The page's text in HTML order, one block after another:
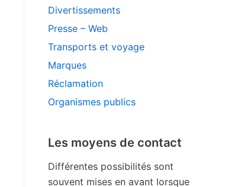
Divertissements
Presse – Web
Transports et voyage
Marques
Réclamation
Organismes publics
Les moyens de contact
Différentes possibilités sont
souvent mises en avant lorsque